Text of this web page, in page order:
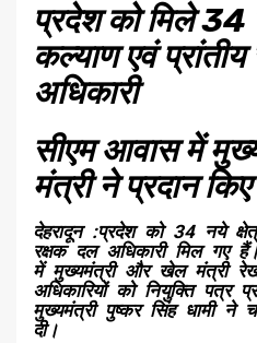
प्रदेश को मिले 34
कल्याण एवं
अधिकारी
सीएम आवास में
मंत्री ने प्रदान
देहरादून :प्रदेश को 34 नये
रक्षक दल अधिकारी मिल गए
में मुख्यमंत्री और खेल मंत्री
अधिकारियों को नियुक्ति पत्र
मुख्यमंत्री पुष्कर सिंह धामी ने
दी।